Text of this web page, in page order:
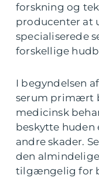
forskning og
producenter at
specialiserede
forskellige
I begyndelsen
serum primært
medicinsk
beskytte
andre skader.
den
tilgængelig for